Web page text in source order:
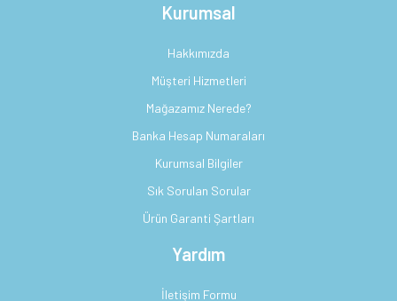
Kurumsal
Hakkımızda
Müşteri Hizmetleri
Mağazamız Nerede?
Banka Hesap Numaraları
Kurumsal Bilgiler
Sık Sorulan Sorular
Ürün Garanti Şartları
Yardım
İletişim Formu